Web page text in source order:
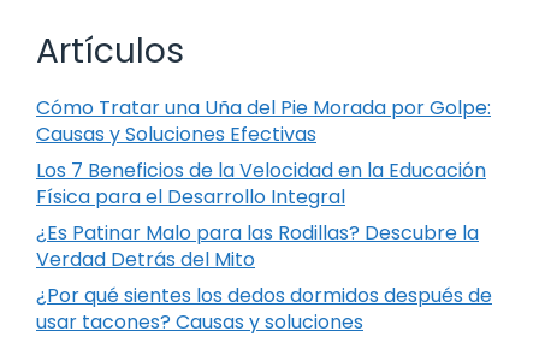
Artículos
Cómo Tratar una Uña del Pie Morada por Golpe:
Causas y Soluciones Efectivas
Los 7 Beneficios de la Velocidad en la Educación
Física para el Desarrollo Integral
¿Es Patinar Malo para las Rodillas? Descubre la
Verdad Detrás del Mito
¿Por qué sientes los dedos dormidos después de
usar tacones? Causas y soluciones